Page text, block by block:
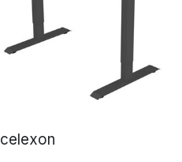
celexon